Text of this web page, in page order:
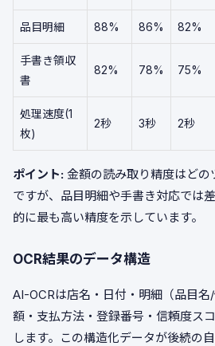
品目明細 88% 86% 82%
手書き領収
書
82% 78% 75%
処理速度(1
枚)
2秒 3秒 2秒
ポイント: 金額の読み取り精度はど
ですが、品目明細や手書き対応では
的に最も高い精度を示しています。
OCR結果のデータ構造
AI-OCRは店名・日付・明細（品目
額・支払方法・登録番号・信頼度ス
します。この構造化データが後続の